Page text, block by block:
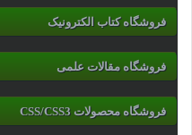
فروشگاه کتاب الکترونیک
فروشگاه مقالات علمی
فروشگاه محصولات CSS/CSS3